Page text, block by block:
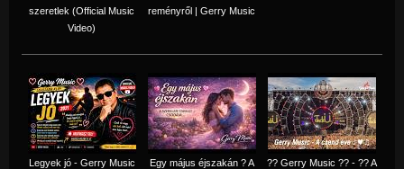
szeretlek (Official Music
Video)
reményről | Gerry Music
Legyek jó - Gerry Music
Egy május éjszakán ? A
?? Gerry Music ?? - ?? A